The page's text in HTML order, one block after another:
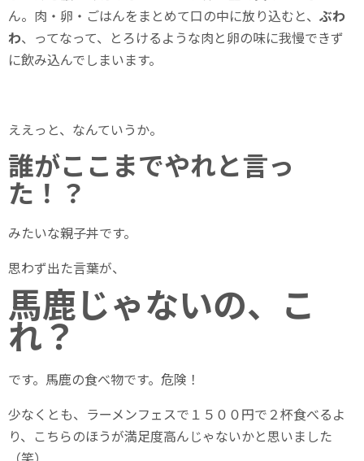
ん。肉・卵・ごはんをまとめて口の中に放り込むと、 ぶわ
わ、ってなって、とろけるような肉と卵の味に我慢できず
に飲み込んでしまいます。
ええっと、なんていうか。
誰がここまでやれと言っ
た！？
みたいな親子丼です。
思わず出た言葉が、
馬鹿じゃないの、こ
れ？
です。馬鹿の食べ物です。危険！
少なくとも、ラーメンフェスで１５００円で２杯食べるよ
り、こちらのほうが満足度高んじゃないかと思いました